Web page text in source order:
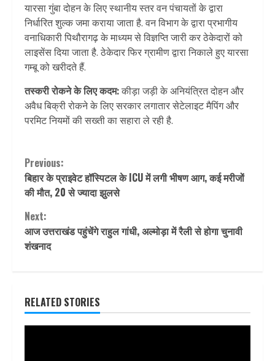
यारसा गुंबा दोहन के लिए स्थानीय स्तर वन पंचायतों के द्वारा
निर्धारित शुल्क जमा कराया जाता है. वन विभाग के द्वारा प्रभागीय
वनाधिकारी पिथौरागढ़ के माध्यम से विज्ञप्ति जारी कर ठेकेदारों को
लाइसेंस दिया जाता है. ठेकेदार फिर ग्रामीण द्वारा निकाले हुए यारसा
गम्बू को खरीदते हैं.
तस्करी रोकने के लिए कदम:कीड़ा जड़ी के अनियंत्रित दोहन और
अवैध बिक्री रोकने के लिए सरकार लगातार सेटेलाइट मैपिंग और
परमिट नियमों की सख्ती का सहारा ले रही है.
Continue
Reading
Previous:
बिहार के प्राइवेट हॉस्पिटल के ICU में लगी भीषण आग, कई मरीजों
की मौत, 20 से ज्यादा झुलसे
Next:
आज उत्तराखंड पहुंचेंगे राहुल गांधी, अल्मोड़ा में रैली से होगा चुनावी
शंखनाद
RELATED STORIES